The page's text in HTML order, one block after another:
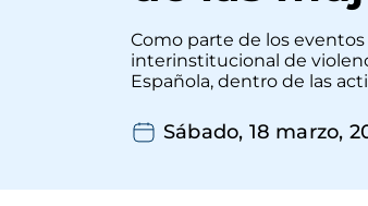
Como parte de los eventos
interinstitucional de
Española, dentro de las
Sábado, 18 marzo,